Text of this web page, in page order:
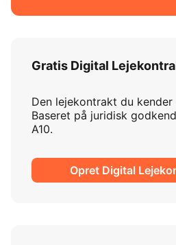
Gratis Digital
Den lejekontrakt du
Baseret på juridisk
A10.
Opret Digital